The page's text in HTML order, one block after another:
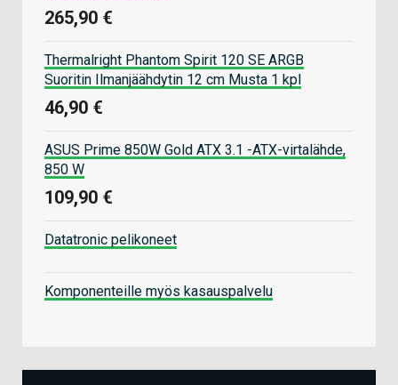
265,90 €
Thermalright Phantom Spirit 120 SE ARGB
Suoritin Ilmanjäähdytin 12 cm Musta 1 kpl
46,90 €
ASUS Prime 850W Gold ATX 3.1 -ATX-virtalähde,
850 W
109,90 €
Datatronic pelikoneet
Komponenteille myös kasauspalvelu